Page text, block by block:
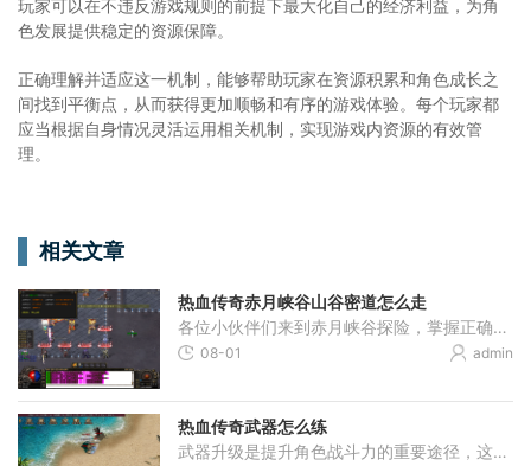
玩家可以在不违反游戏规则的前提下最大化自己的经济利益，为角
色发展提供稳定的资源保障。
正确理解并适应这一机制，能够帮助玩家在资源积累和角色成长之
间找到平衡点，从而获得更加顺畅和有序的游戏体验。每个玩家都
应当根据自身情况灵活运用相关机制，实现游戏内资源的有效管
理。
相关文章
热血传奇赤月峡谷山谷密道怎么走
各位小伙伴们来到赤月峡谷探险，掌握正确的行进路线是十分关键的，从白日门出发后，大家需要找到丛林迷宫的入口，接着选择东入口进入赤月峡谷，这段路相对平坦且怪物没那么密
08-01 admin
热血传奇武器怎么练
武器升级是提升角色战斗力的重要途径，这个过程需要玩家准备特定的材料并遵循一定的步骤。首先需要一把目标武器，例如裁决或骨玉，同时收集黑铁矿和与武器属性相对应的首饰。